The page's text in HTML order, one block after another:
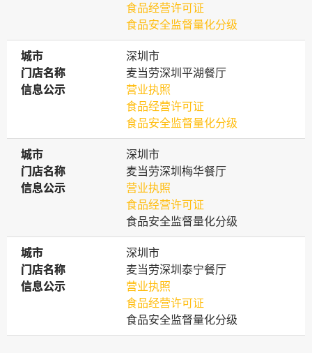
食品经营许可证
食品安全监督量化分级
城市
城市
深圳市
门店名称
门店名称
麦当劳深圳平湖餐厅
信息公示
信息公示
营业执照
食品经营许可证
食品安全监督量化分级
城市
城市
深圳市
门店名称
门店名称
麦当劳深圳梅华餐厅
信息公示
信息公示
营业执照
食品经营许可证
食品安全监督量化分级
城市
城市
深圳市
门店名称
门店名称
麦当劳深圳泰宁餐厅
信息公示
信息公示
营业执照
食品经营许可证
食品安全监督量化分级